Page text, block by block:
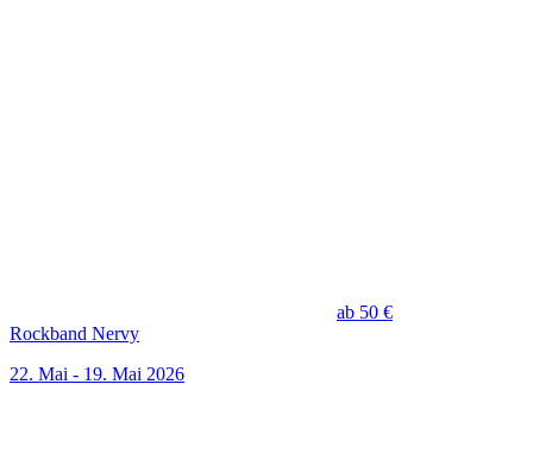
ab 50 €
Rockband Nervy
22. Mai - 19. Mai 2026